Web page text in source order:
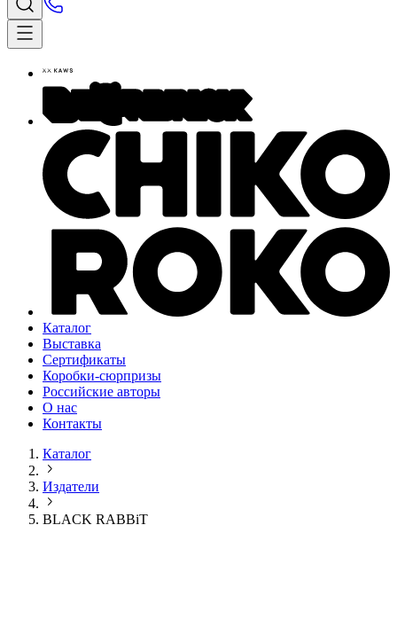
Каталог
Выставка
Сертификаты
Коробки-сюрпризы
Российские авторы
О нас
Контакты
Каталог
Издатели
BLACK RABBiT